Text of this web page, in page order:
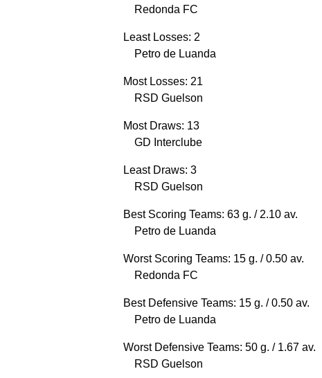
Redonda FC
Least Losses: 2
Petro de Luanda
Most Losses: 21
RSD Guelson
Most Draws: 13
GD Interclube
Least Draws: 3
RSD Guelson
Best Scoring Teams: 63 g. / 2.10 av.
Petro de Luanda
Worst Scoring Teams: 15 g. / 0.50 av.
Redonda FC
Best Defensive Teams: 15 g. / 0.50 av.
Petro de Luanda
Worst Defensive Teams: 50 g. / 1.67 av.
RSD Guelson